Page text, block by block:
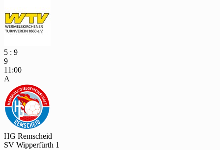
5 : 9
9
11:00
A
HG Remscheid
SV Wipperfürth 1